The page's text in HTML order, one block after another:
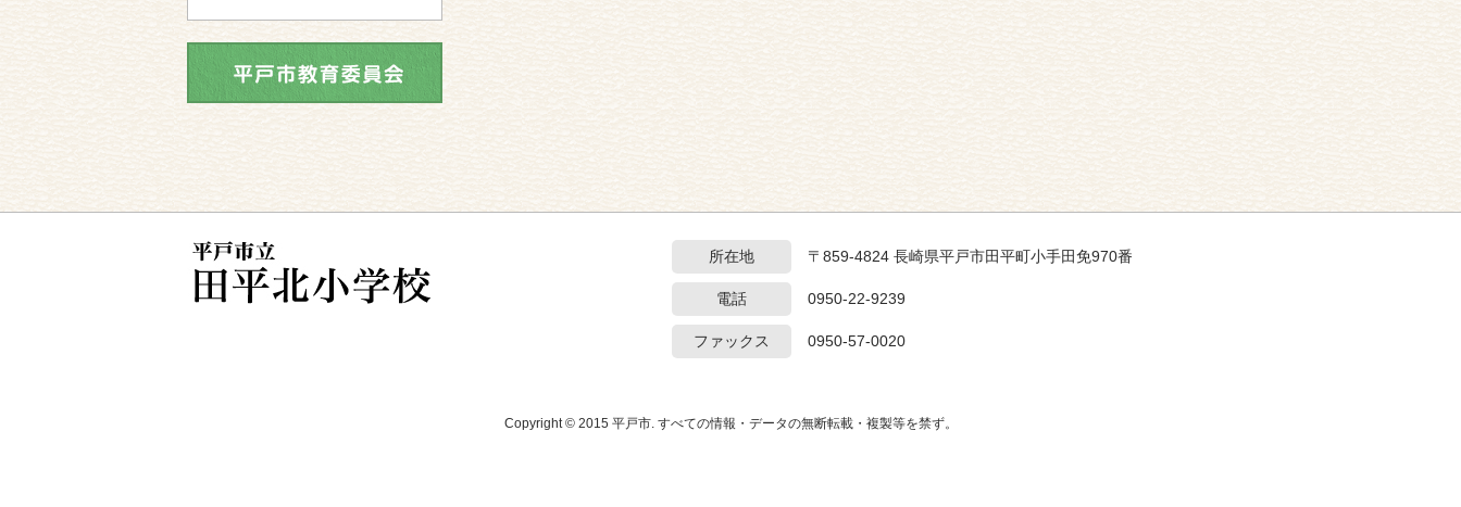
所在地 〒859-4824 長崎県平戸市田平町小手田免970番
電話 0950-22-9239
ファックス 0950-57-0020
Copyright © 2015 平戸市. すべての情報・データの無断転載・複製等を禁ず。